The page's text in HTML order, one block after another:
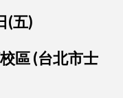
(五)
區 (台北市士